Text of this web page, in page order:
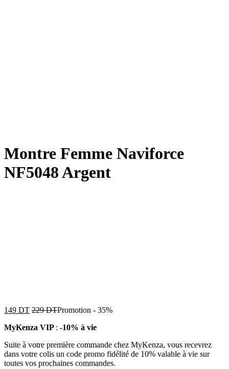
Montre Femme Naviforce
NF5048 Argent
149 DT 229DTPromotion - 35%
MyKenza VIP : -10% à vie
Suite à votre première commande chez MyKenza, vous recevrez
dans votre colis un code promo fidélité de 10% valable à vie sur
toutes vos prochaines commandes.